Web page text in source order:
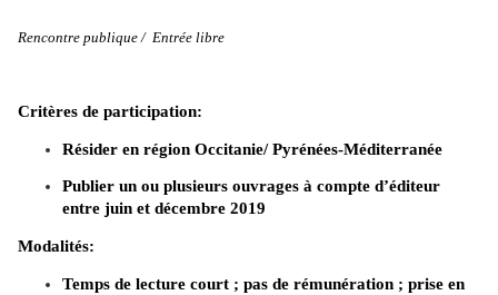
Rencontre publique / Entrée libre
Critères de participation:
Résider en région Occitanie/ Pyrénées-Méditerranée
Publier un ou plusieurs ouvrages à compte d’éditeur
entre juin et décembre 2019
Modalités:
Temps de lecture court ; pas de rémunération ; prise en